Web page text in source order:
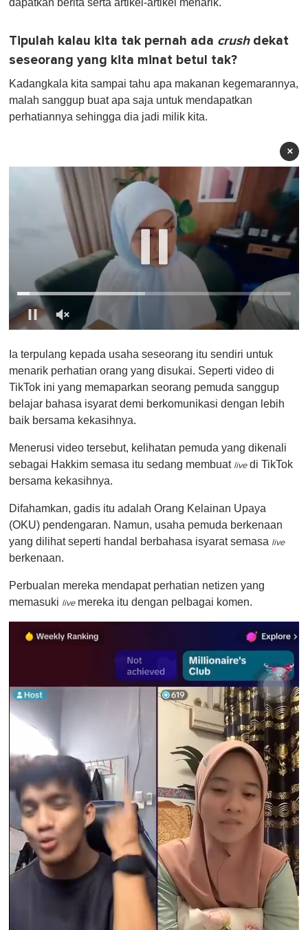
Tipulah kalau kita tak pernah ada crushdekat
seseorang yang kita minat betul tak?
Kadangkala kita sampai tahu apa makanan kegemarannya,
malah sanggup buat apa saja untuk mendapatkan
perhatiannya sehingga dia jadi milik kita.
×
f
1
n
t
,
Ia terpulang kepada usaha seseorang itu sendiri untuk
menarik perhatian orang yang disukai. Seperti video di
TikTok ini yang memaparkan seorang pemuda sanggup
belajar bahasa isyarat demi berkomunikasi dengan lebih
baik bersama kekasihnya.
Menerusi video tersebut, kelihatan pemuda yang dikenali
sebagai Hakkim semasa itu sedang membuat livedi TikTok
bersama kekasihnya.
Difahamkan, gadis itu adalah Orang Kelainan Upaya
(OKU) pendengaran. Namun, usaha pemuda berkenaan
yang dilihat seperti handal berbahasa isyarat semasa live
berkenaan.
Perbualan mereka mendapat perhatian netizen yang
memasuki livemereka itu dengan pelbagai komen.